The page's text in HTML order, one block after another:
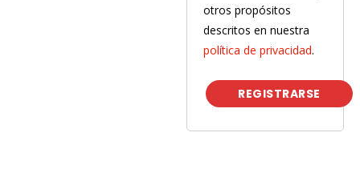
otros propósitos
descritos en nuestra
política de privacidad.
REGISTRARSE